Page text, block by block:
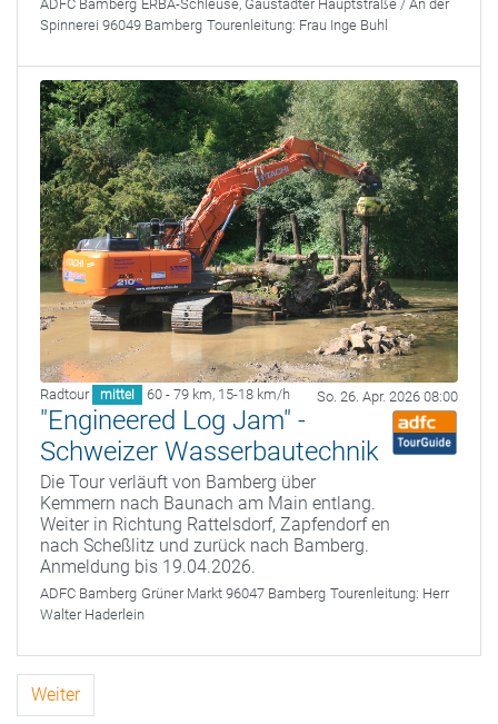
ADFC Bamberg ERBA-Schleuse, Gaustadter Hauptstraße / An der
Spinnerei 96049 Bamberg Tourenleitung: Frau Inge Buhl
Radtour mittel 60 - 79 km, 15-18 km/h So. 26. Apr. 2026 08:00
"Engineered Log Jam" -
Schweizer Wasserbautechnik
Die Tour verläuft von Bamberg über
Kemmern nach Baunach am Main entlang.
Weiter in Richtung Rattelsdorf, Zapfendorf en
nach Scheßlitz und zurück nach Bamberg.
Anmeldung bis 19.04.2026.
ADFC Bamberg Grüner Markt 96047 Bamberg Tourenleitung: Herr
Walter Haderlein
Weiter